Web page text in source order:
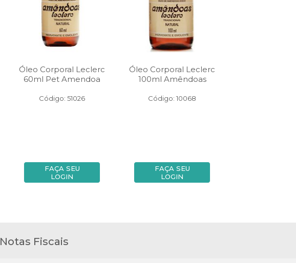
Óleo Corporal Leclerc
60ml Pet Amendoa
Código: 51026
FAÇA SEU
LOGIN
Óleo Corporal Leclerc
100ml Amêndoas
Código: 10068
FAÇA SEU
LOGIN
Notas Fiscais